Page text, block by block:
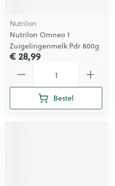
Nutrilon
Nutrilon Omneo 1
Zuigelingenmelk Pdr 800g
€ 28,99
Bestel